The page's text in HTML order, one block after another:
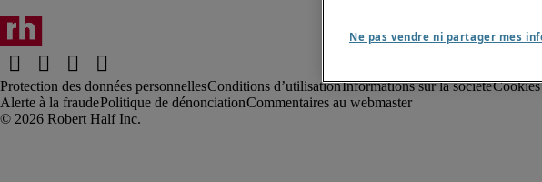
Protection des données personnellesConditions d’utilisationInformations sur la sociétéCookies
Alerte à la fraudePolitique de dénonciationCommentaires au webmaster
Ne pas vendre ni partager mes